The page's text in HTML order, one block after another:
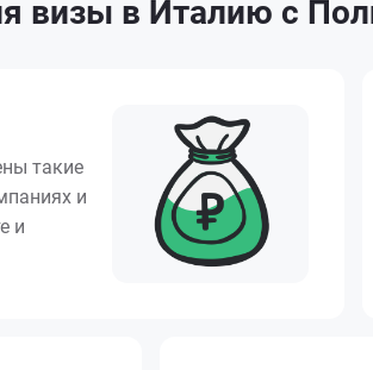
визы в Италию с
такие
и
и